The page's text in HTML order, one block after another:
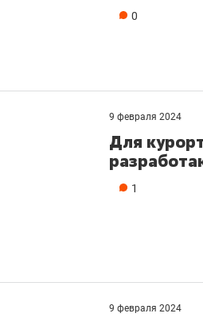
0
9 февраля 2024
Для
1
9 февраля 2024